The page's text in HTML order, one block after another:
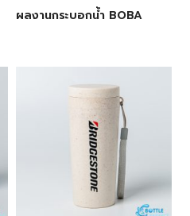
ผลงานกระบอกน้ำ BOBA